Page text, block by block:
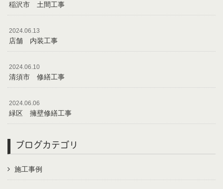
稲沢市 土間工事
2024.06.13
店舗 内装工事
2024.06.10
清須市 修繕工事
2024.06.06
緑区 擁壁修繕工事
ブログカテゴリ
施工事例